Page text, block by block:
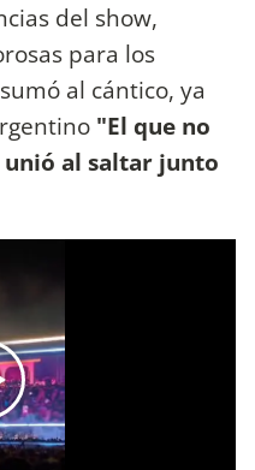
del show,
para los
al cántico, ya
"El que no
unió al saltar junto